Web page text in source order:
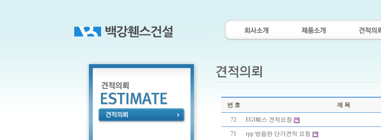
번 호 제 목
72 EGI훼스 견적요청
71 rpp 방음판 단가견적 요청